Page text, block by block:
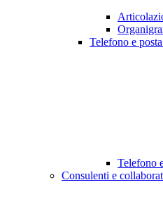
Telefono e
Telefono
Consulenti e